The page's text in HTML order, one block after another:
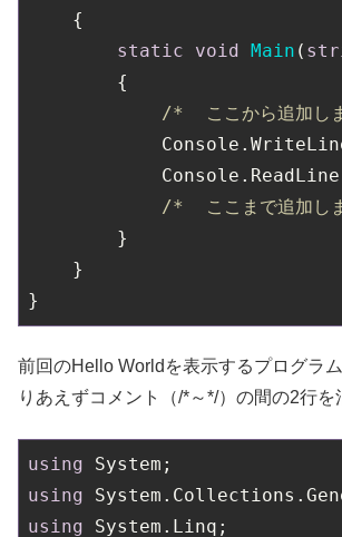
    {
static
void Main (
        {
/*  ここから追加
/*  ここまで追加し
        }
    }
前回のHello Worldを表示するプログラ
りあえずコメント（/*～*/）の間の2行を
using
using
using